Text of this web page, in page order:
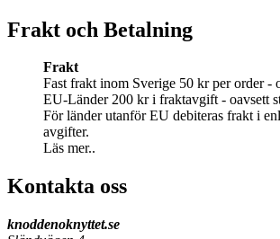
Frakt och Betalning
Frakt
Fast frakt inom Sverige 50 kr per order -
EU-Länder 200 kr i fraktavgift - oavsett
För länder utanför EU debiteras frakt i
avgifter.
Läs mer..
Kontakta oss
knoddenoknyttet.se